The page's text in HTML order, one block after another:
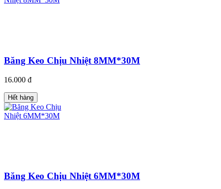
Băng Keo Chịu Nhiệt 8MM*30M
16.000 đ
Hết hàng
Băng Keo Chịu Nhiệt 6MM*30M